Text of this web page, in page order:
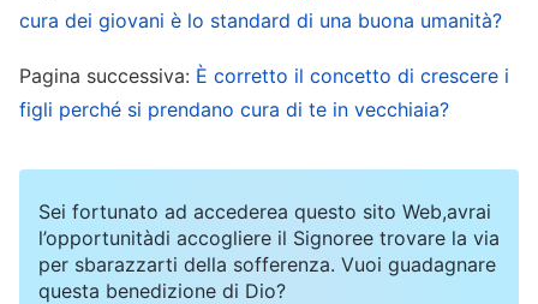
lavoravo fino a notte inoltrata per portare a
termine tutto da me. In realtà, mentre lavoravo
mi pareva ingiusto ed ero piena di risentimento.
eppure dovevo svolgerlo io dedicandoci più
tempo e a volte ero così occupata da non avere
tempo per le devozioni spirituali. Ma non osavo
esprimere nessuna di queste lamentele ad alta
cura dei giovani è lo standard di una buona umanità?
Pagina successiva: È corretto il concetto di crescere i
figli perché si prendano cura di te in vecchiaia?
Sei fortunato ad accederea questo sito Web,avrai
l’opportunitàdi accogliere il Signoree trovare la via
per sbarazzarti della sofferenza. Vuoi guadagnare
questa benedizione di Dio?